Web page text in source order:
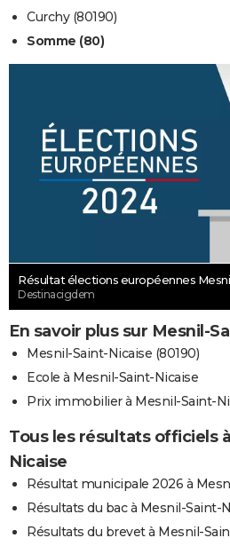
Curchy (80190)
Somme (80)
Résultat élections européennes
Destinacigdem
En savoir plus sur Mesnil-
Mesnil-Saint-Nicaise (80190)
Ecole à Mesnil-Saint-Nicaise
Prix immobilier à Mesnil-Saint-
Tous les résultats officiels
Nicaise
Résultat municipale 2026 à
Résultats du bac à Mesnil-Saint-
Résultats du brevet à Mesnil-